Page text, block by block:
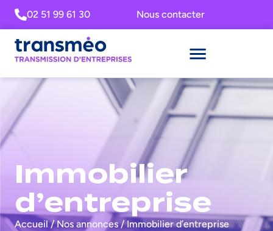
02 51 99 61 30 Nous contacter
Immobilier
d’entreprise
Accueil/Nos annonces/Immobilier d’entreprise